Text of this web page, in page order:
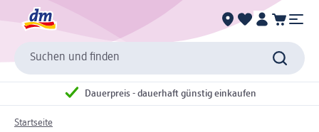
Suchen und finden
Dauerpreis - dauerhaft günstig einkaufen
Startseite